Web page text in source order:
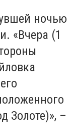
ночью
«Вчера (1
Золоте)», –